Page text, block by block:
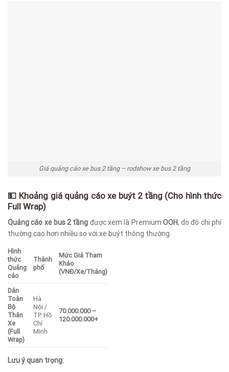
Giá quảng cáo xe bus 2 tầng – rodshow xe bus 2 tầng
💵 Khoảng giá quảng cáo xe buýt 2 tầng (Cho hình thức
Full Wrap)
Quảng cáo xe bus 2 tầng được xem là Premium OOH, do đó chi phí
thường cao hơn nhiều so với xe buýt thông thường.
Hình
thức
Quảng
cáo
Thành
phố
Mức Giá Tham
Khảo
(VNĐ/Xe/Tháng)
Dán
Toàn
Bộ
Thân
Xe
(Full
Wrap)
Hà
Nội /
TP. Hồ
Chí
Minh
70.000.000 –
120.000.000+
Lưu ý quan trọng: